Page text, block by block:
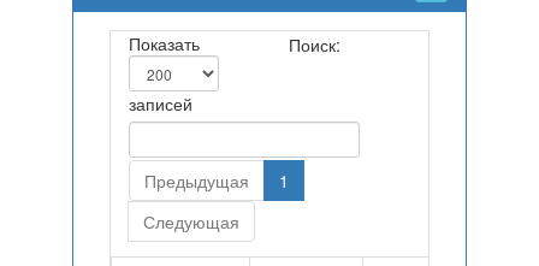
Показать
записей
Поиск:
Предыдущая
1
Следующая